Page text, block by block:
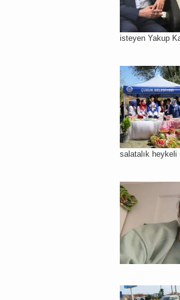
isteyen Yakup
salatalık